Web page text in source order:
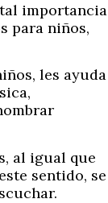
importancia
para niños,
les ayuda
al igual que
sentido, se